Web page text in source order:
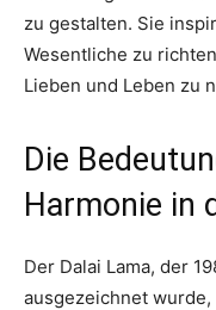
zu gestalten. Sie
Wesentliche zu
Lieben und Leben zu
Die
Harmonie in
Der Dalai Lama, der
ausgezeichnet